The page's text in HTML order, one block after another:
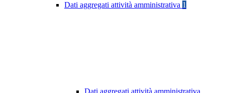
Dati aggregati attività amministrativa 1